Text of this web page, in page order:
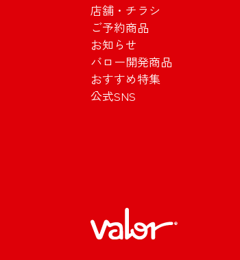
店舗・チラシ
ご予約商品
お知らせ
バロー開発商品
おすすめ特集
公式SNS